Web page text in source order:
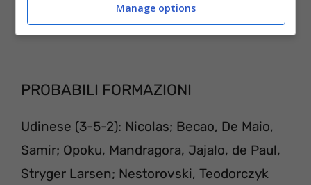
PROBABILI FORMAZIONI
Udinese (3-5-2): Nicolas; Becao, De Maio,
Samir; Opoku, Mandragora, Jajalo, de Paul,
Stryger Larsen; Nestorovski, Teodorczyk
Manage options